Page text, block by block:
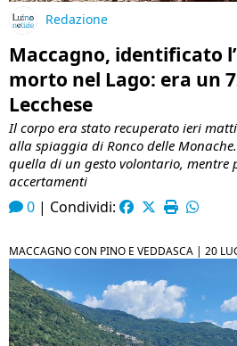
Redazione
Maccagno, identificato
morto nel Lago: era un
Lecchese
Il corpo era stato recuperato ieri
alla spiaggia di Ronco delle
quella di un gesto volontario, mentre
accertamenti
0 | Condividi:
MACCAGNO CON PINO E VEDDASCA | 20